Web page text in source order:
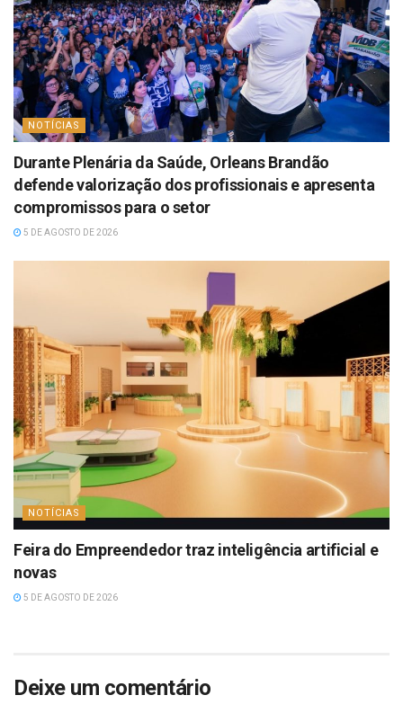
NOTÍCIAS
Durante Plenária da Saúde, Orleans Brandão
defende valorização dos profissionais e apresenta
compromissos para o setor
5 DE AGOSTO DE 2026
NOTÍCIAS
Feira do Empreendedor traz inteligência artificial e
novas
5 DE AGOSTO DE 2026
Deixe um comentário